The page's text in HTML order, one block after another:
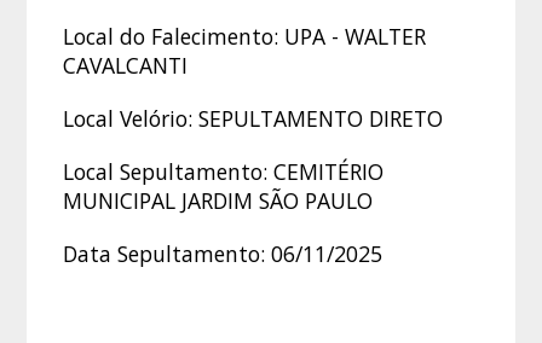
Local do Falecimento: UPA - WALTER
CAVALCANTI
Local Velório: SEPULTAMENTO DIRETO
Local Sepultamento: CEMITÉRIO
MUNICIPAL JARDIM SÃO PAULO
Data Sepultamento: 06/11/2025